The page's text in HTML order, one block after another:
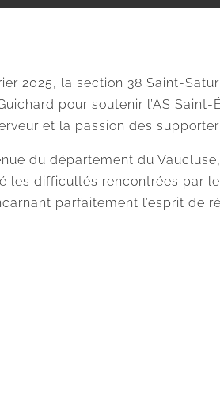
2025, la section 38 Saint-
pour soutenir l’AS
et la passion des
du département du
les difficultés rencontrées par
parfaitement l’esprit de